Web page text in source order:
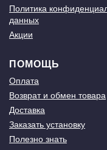
Политика
данных
Акции
ПОМОЩЬ
Оплата
Возврат и обмен товара
Доставка
Заказать установку
Полезно знать